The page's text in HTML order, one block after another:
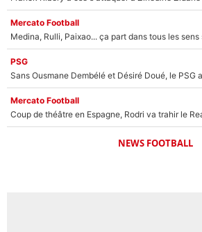
Mercato Football
PSG
Mercato Football
NEWS FOOTBALL